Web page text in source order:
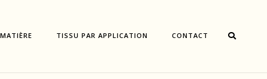
TISSU PAR APPLICATION CONTACT